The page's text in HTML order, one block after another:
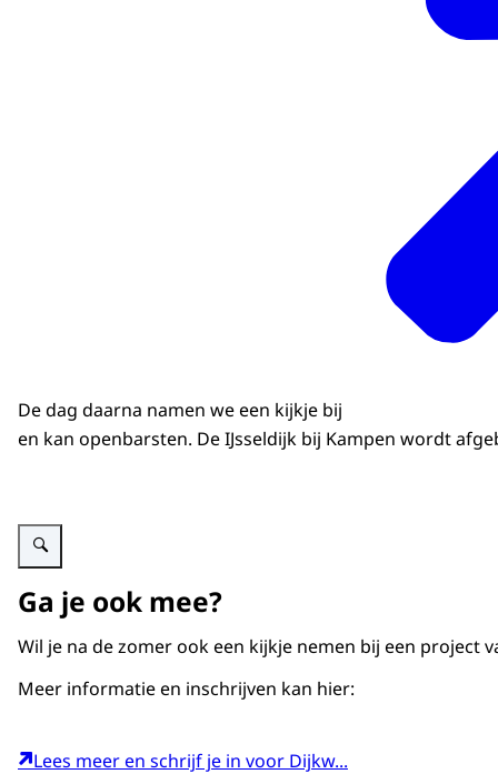
De dag daarna namen we een kijkje bij
en kan openbarsten. De IJsseldijk bij Kampen wordt
Vergroot afbeelding Dijkwerkers on Tour Opbarsten bij dijken
Ga je ook mee?
Wil je na de zomer ook een kijkje nemen bij een project
Meer informatie en inschrijven kan hier:
Lees meer en schrijf je in voor Dijkw...